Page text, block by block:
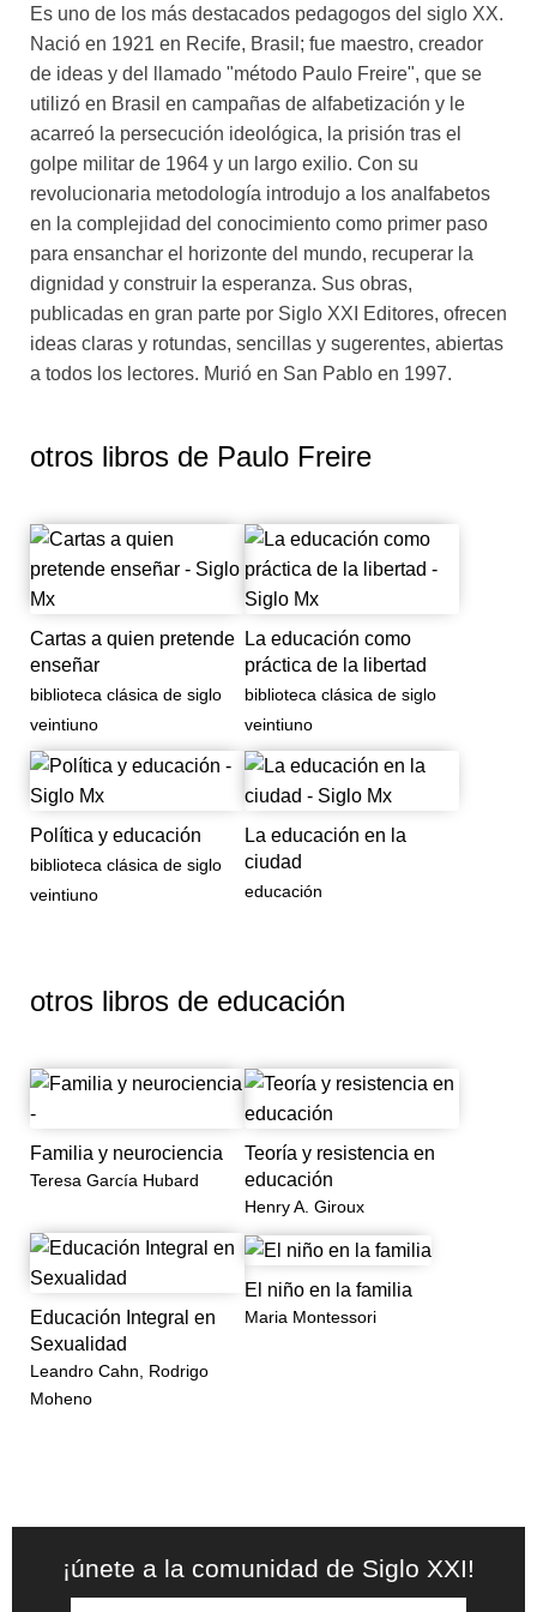
ciudades de leones asiáticos. No hemos sabido hasta
hoy de la existencia de algún león que matara con
premeditación. Somos nosotros, los humanos, que
tenemos la posibilidad de asumir una opción ética,
quienes hacemos estas cosas.
El proceso educativo es sobre todo ético. Exige de
nosotros constantes pruebas de seriedad. Una de las
buenas cualidades de un profesor, de una profesora, es
darles testimonio a los alumnos de que la ignorancia es
el punto de partida de la sabiduría, que equivocarse no
es un pecado, sino que forma parte del proceso de
conocer y que el error es un momento de la búsqueda
del saber.
Es uno de los más destacados pedagogos del siglo XX.
Nació en 1921 en Recife, Brasil; fue maestro, creador
de ideas y del llamado "método Paulo Freire", que se
utilizó en Brasil en campañas de alfabetización y le
acarreó la persecución ideológica, la prisión tras el
golpe militar de 1964 y un largo exilio. Con su
revolucionaria metodología introdujo a los analfabetos
en la complejidad del conocimiento como primer paso
para ensanchar el horizonte del mundo, recuperar la
dignidad y construir la esperanza. Sus obras,
publicadas en gran parte por Siglo XXI Editores, ofrecen
ideas claras y rotundas, sencillas y sugerentes, abiertas
a todos los lectores. Murió en San Pablo en 1997.
otros libros de Paulo Freire
Cartas a quien pretende
enseñar
biblioteca clásica de siglo
veintiuno
La educación como
práctica de la libertad
biblioteca clásica de siglo
veintiuno
Política y educación
biblioteca clásica de siglo
veintiuno
La educación en la
ciudad
educación
otros libros de educación
Familia y neurociencia
Teresa García Hubard
Teoría y resistencia en
educación
Henry A. Giroux
Educación Integral en
Sexualidad
Leandro Cahn, Rodrigo
Moheno
El niño en la familia
Maria Montessori
¡únete a la comunidad de Siglo XXI!